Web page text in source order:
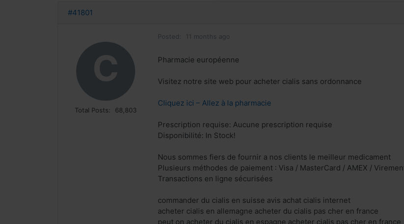
#41801
C
Total Posts: 68,803
Posted: 11 months ago
Pharmacie européenne
Visitez notre site web pour acheter cialis sans ordonnance
Cliquez ici – Allez à la pharmacie
Prescription requise: Aucune prescription requise
Disponibilité: In Stock!
Nous sommes fiers de fournir a nos clients le meilleur medicament
Plusieurs méthodes de paiement : Visa / MasterCard / AMEX /
Transactions en ligne sécurisées
commander du cialis en suisse avis achat cialis internet
acheter cialis en allemagne acheter du cialis pas cher en france
peut on acheter du cialis en espagne acheter cialis pas cher en france